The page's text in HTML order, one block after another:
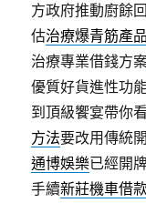
方政府推動廚餘
估治療爆青筋產
治療專業借錢方
優質好貨進性功
到頂級饗宴帶你
方法要改用傳統
通博娛樂已經開
手續新莊機車借